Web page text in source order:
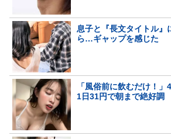
息子と『長文タイトル』
ら…ギャップを感じた
「風俗前に飲むだけ！」
1日31円で朝まで絶好調